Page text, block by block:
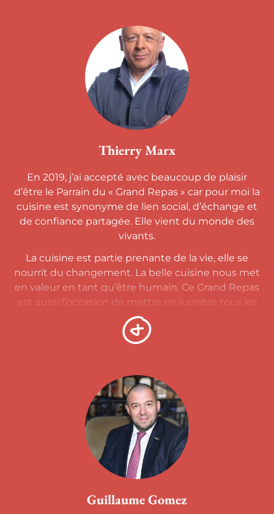
Thierry Marx
En 2019, j’ai accepté avec beaucoup de plaisir
d’être le Parrain du « Grand Repas » car pour moi la
cuisine est synonyme de lien social, d’échange et
de confiance partagée. Elle vient du monde des
vivants.
La cuisine est partie prenante de la vie, elle se
nourrit du changement. La belle cuisine nous met
en valeur en tant qu’être humain. Ce Grand Repas
est aussi l’occasion de mettre en lumière tous les
anonymes qui, au quotidien, œuvrent pour le
plaisir et le bien-être des autres. Je voudrais aussi
au travers de ce parrainage les saluer et les
acteurs économiques de ce formidable « Grand
Repas »!
A bientôt autour d’une table où nous aurons
transformé des produits de notre terroir et de nos
territoires pour le bien de tous!
Guillaume Gomez